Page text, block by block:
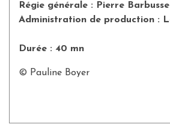
Régie générale : Pierre Barbusse
Administration de production :
Durée : 40 mn
© Pauline Boyer